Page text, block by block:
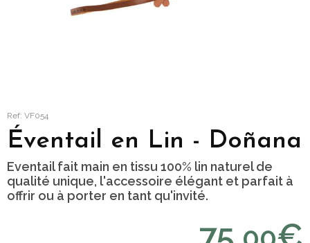
Ref: VF054
Éventail en Lin - Doñana
Eventail fait main en tissu 100% lin naturel de
qualité unique, l'accessoire élégant et parfait à
offrir ou à porter en tant qu'invité.